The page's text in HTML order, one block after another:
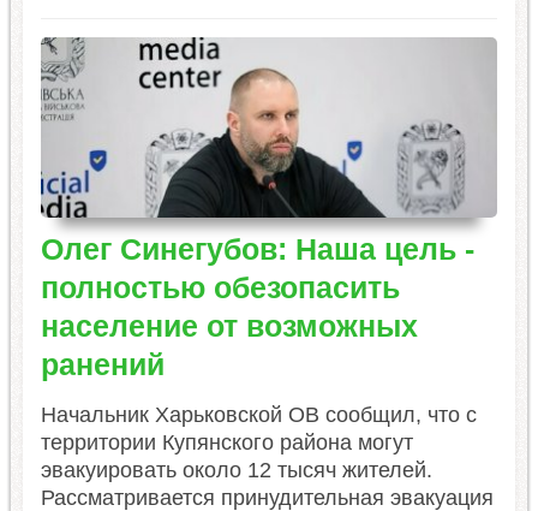
Олег Синегубов: Наша цель -
полностью обезопасить
население от возможных
ранений
Начальник Харьковской ОВ сообщил, что с
территории Купянского района могут
эвакуировать около 12 тысяч жителей.
Рассматривается принудительная эвакуация